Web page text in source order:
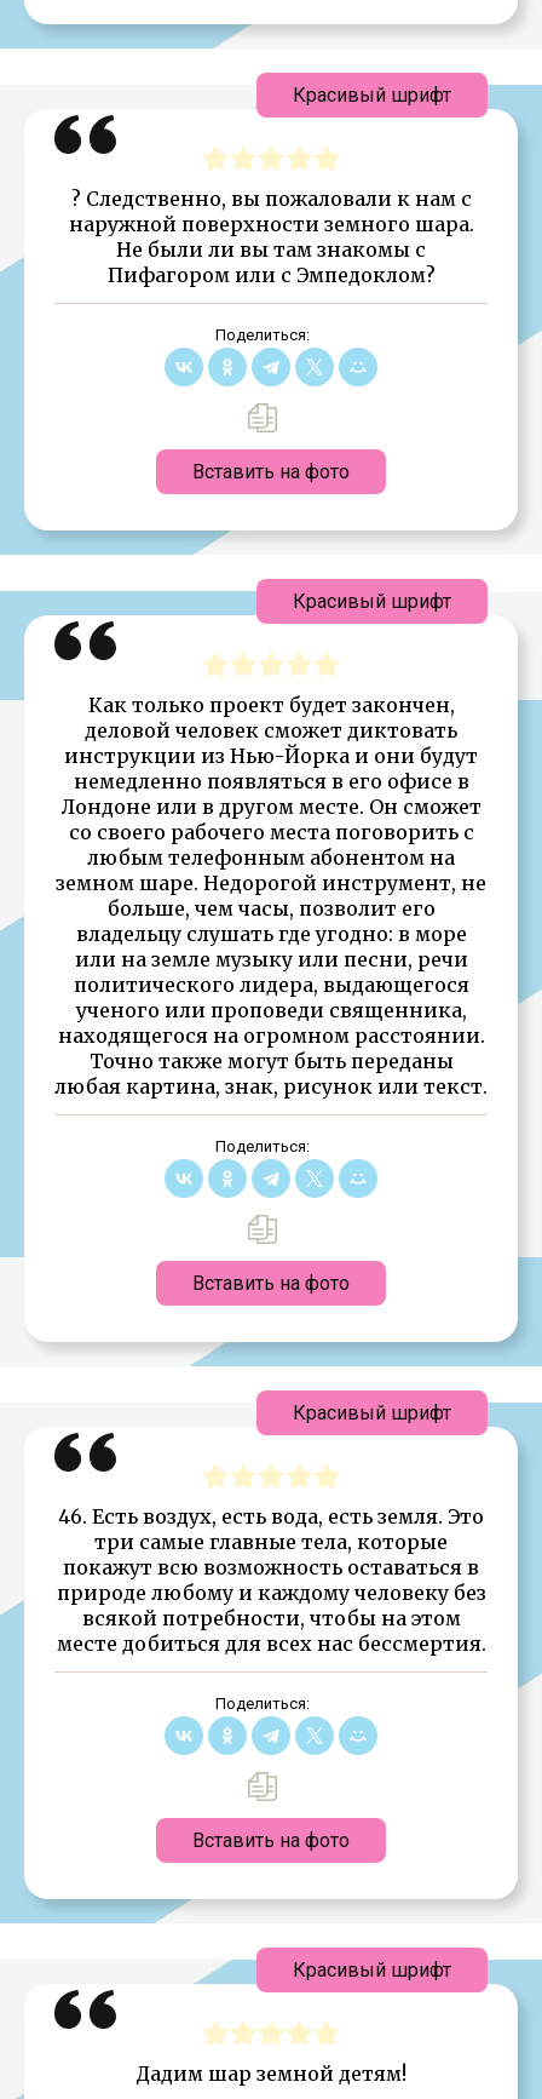
? Следственно, вы пожаловали к нам с
наружной поверхности земного шара.
Не были ли вы там знакомы с
Пифагором или с Эмпедоклом?
Поделиться:
Вставить на фото
Красивый шрифт
Как только проект будет закончен,
деловой человек сможет диктовать
инструкции из Нью-Йорка и они будут
немедленно появляться в его офисе в
Лондоне или в другом месте. Он сможет
со своего рабочего места поговорить с
любым телефонным абонентом на
земном шаре. Недорогой инструмент, не
больше, чем часы, позволит его
владельцу слушать где угодно: в море
или на земле музыку или песни, речи
политического лидера, выдающегося
ученого или проповеди священника,
находящегося на огромном расстоянии.
Точно также могут быть переданы
любая картина, знак, рисунок или текст.
Поделиться:
Вставить на фото
Красивый шрифт
46. Есть воздух, есть вода, есть земля. Это
три самые главные тела, которые
покажут всю возможность оставаться в
природе любому и каждому человеку без
всякой потребности, чтобы на этом
месте добиться для всех нас бессмертия.
Поделиться:
Вставить на фото
Красивый шрифт
Дадим шар земной детям!
Красивый шрифт